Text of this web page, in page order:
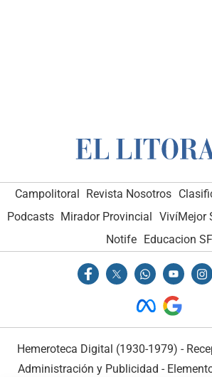
Campolitoral Revista Nosotros
Podcasts Mirador Provincial VivíMejor
Notife Educacion SF
Hemeroteca Digital (1930-1979) -
Administración y Publicidad -